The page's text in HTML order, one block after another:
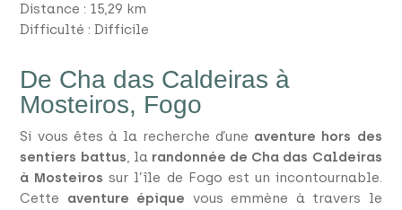
Distance : 15,29 km
Difficulté : Difficile
De Cha das Caldeiras à
Mosteiros, Fogo
Si vous êtes à la recherche d’une aventure hors des
sentiers battus, la randonnée de Cha das Caldeiras
à Mosteiros sur l’île de Fogo est un incontournable.
Cette aventure épique vous emmène à travers le